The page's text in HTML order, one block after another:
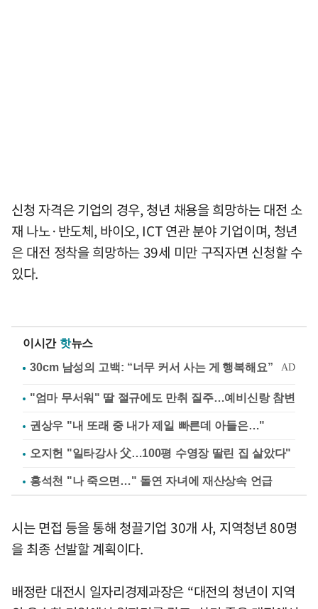
신청 자격은 기업의 경우, 청년 채용을 희망하는 대전 소
재 나노·반도체, 바이오, ICT 연관 분야 기업이며, 청년
은 대전 정착을 희망하는 39세 미만 구직자면 신청할 수
있다.
이시간 핫뉴스
"엄마 무서워" 딸 절규에도 만취 질주…예비신랑 참변
권상우 "내 또래 중 내가 제일 빠른데 아들은…"
오지헌 "일타강사 父…100평 수영장 딸린 집 살았다"
홍석천 "나 죽으면…" 돌연 자녀에 재산상속 언급
시는 면접 등을 통해 청끌기업 30개 사, 지역청년 80명
을 최종 선발할 계획이다.
배정란 대전시 일자리경제과장은 “대전의 청년이 지역